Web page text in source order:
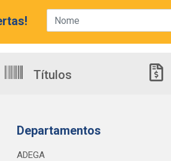
Títulos
Departamentos
ADEGA